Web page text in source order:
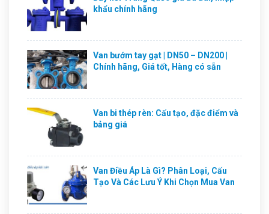
khẩu chính hãng
Van bướm tay gạt | DN50 – DN200 |
Chính hãng, Giá tốt, Hàng có sẵn
Van bi thép rèn: Cấu tạo, đặc điểm và
bảng giá
Van Điều Áp Là Gì? Phân Loại, Cấu
Tạo Và Các Lưu Ý Khi Chọn Mua Van